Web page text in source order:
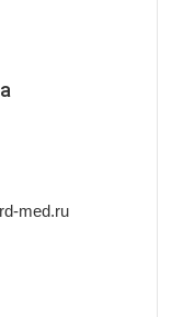
med.ru